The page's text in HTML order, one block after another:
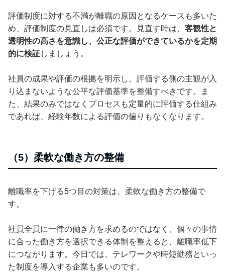
評価制度に対する不満が離職の原因となるケースも多いた
め、評価制度の見直しは必須です。見直す時は、 客観性と
透明性の高さを意識し、公正な評価ができているかを定期
的に検証しましょう。
社員の成果や評価の根拠を明示し、評価する側の主観が入
り込まないような公平な評価基準を整備すべきです。ま
た、結果のみではなくプロセスも定量的に評価する仕組み
であれば、経験年数による評価の偏りもなくなります。
（5）柔軟な働き方の整備
離職率を下げる5つ目の対策は、柔軟な働き方の整備で
す。
社員全員に一律の働き方を求めるのではなく、個々の事情
に合った働き方を選択できる体制を整えると、離職率低下
につながります。今日では、テレワークや時短勤務といっ
た制度を導入する企業も多いのです。